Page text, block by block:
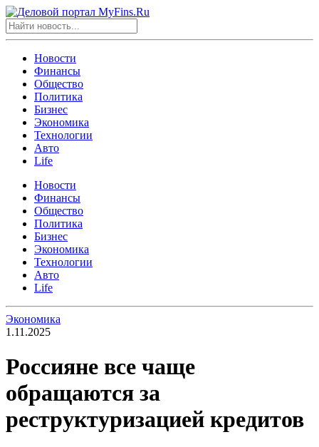
Новости
Финансы
Общество
Политика
Бизнес
Экономика
Технологии
Авто
Life
Новости
Финансы
Общество
Политика
Бизнес
Экономика
Технологии
Авто
Life
Экономика
1.11.2025
Россияне все чаще
обращаются за
реструктуризацией кредитов